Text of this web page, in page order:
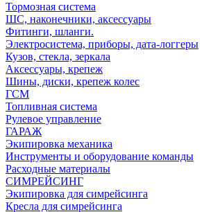
Тормозная система
ШС, наконечники, аксессуары
Фитинги, шланги.
Электросистема, приборы, дата-логгеры
Кузов, стекла, зеркала
Аксессуары, крепеж
Шины, диски, крепеж колес
ГСМ
Топливная система
Рулевое управление
ГАРАЖ
Экипировка механика
Инструменты и оборудование команды
Расходные материалы
СИМРЕЙСИНГ
Экипировка для симрейсинга
Кресла для симрейсинга